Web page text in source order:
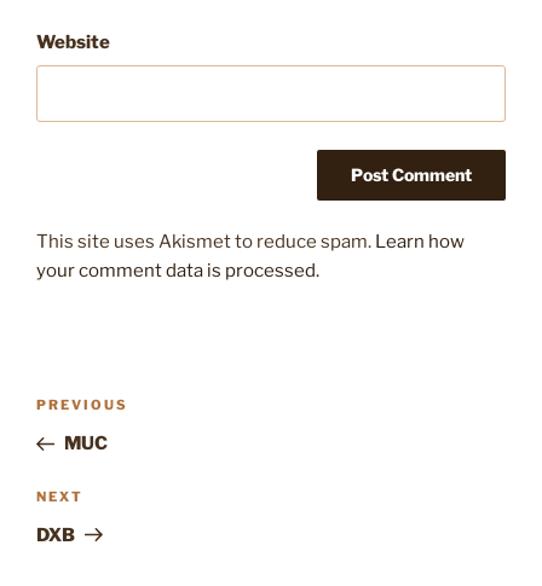
Website
This site uses Akismet to reduce spam. Learn how
your comment data is processed.
Post
Previous
Post
PREVIOUS
MUC
Next
Post
NEXT
DXB